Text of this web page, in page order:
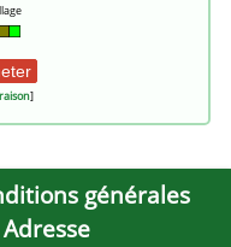
]
générales